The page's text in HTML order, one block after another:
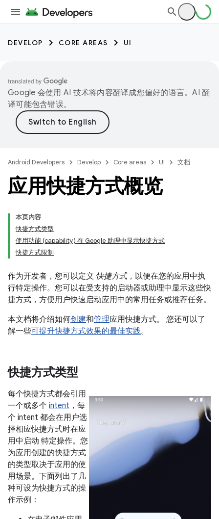
DEVELOP CORE AREAS UI
Google 会使用 AI 技术将内容翻译成您偏好的语言。AI 翻
译可能包含错误。
Android Developers Develop Core areas UI 文档
应用快捷方式概览
本页内容
快捷方式类型
使用功能 (capability) 在 Google 助理中显示快捷方式
快捷方式限制
作为开发者，您可以定义 快捷方式，以便在您的应用中执
行特定操作。您可以在受支持的启动器或助理中显示这些快
捷方式，方便用户快速启动应用中的常用任务或推荐任务。
本文档将介绍如何创建和管理应用快捷方式。 您还可以了
解一些可提升快捷方式效果的最佳实践。
快捷方式类型
每个快捷方式都会引用
一个或多个 intent ，每
个 intent 都会在用户选
择相应快捷方式时在应
用中启动 特定操作。您
为应用创建的快捷方式
的类型取决于应用的使
用场景。下面列出了几
种可设为快捷方式的操
作示例：